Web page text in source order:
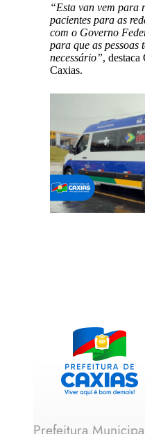
“Esta van vem para
pacientes para as
com o Governo
para que as pessoas
necessário”,
Caxias.
Prefeitura